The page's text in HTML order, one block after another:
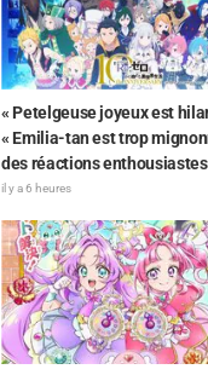
« Petelgeuse joyeux est
« Emilia-tan est trop
des réactions
la révélation du visuel de
« Re:Zero - Starting Life in
World »
il y a 6 heures